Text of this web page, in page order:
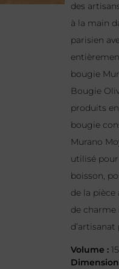
des
à la main
parisien
bougie
Bougie
produits
bougie
Murano
utilisé
boisson,
de la pièce
de charme
d’artisanat
Volume :
Dimension